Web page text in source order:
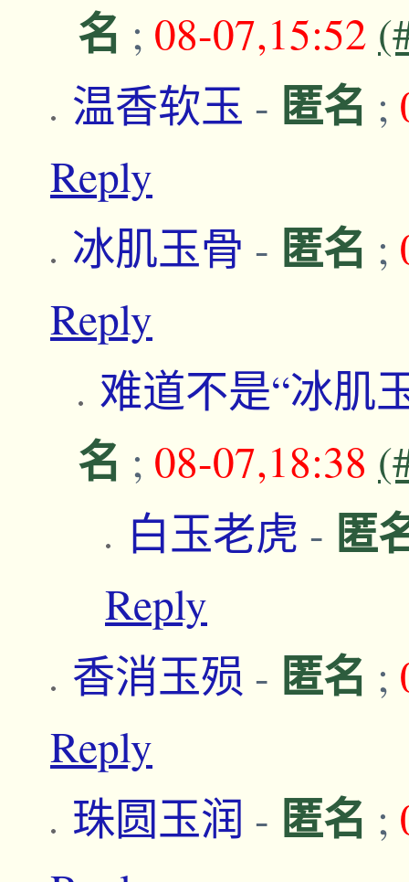
名 ; 08-07,15:52
温香软玉 - 匿名 ;
Reply
冰肌玉骨 - 匿名 ;
Reply
难道不是“冰肌
名 ; 08-07,18:38
白玉老虎 - 匿
Reply
香消玉殒 - 匿名 ;
Reply
珠圆玉润 - 匿名 ;